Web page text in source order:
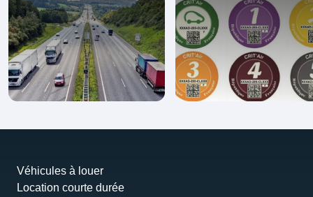
Véhicules à louer
Location courte durée